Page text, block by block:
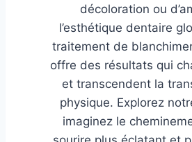
décoloration ou
l’esthétique dentaire
traitement de
offre des résultats qui
et transcendent la
physique. Explorez
imaginez le